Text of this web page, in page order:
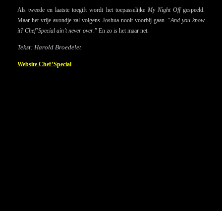
Als tweede en laatste toegift wordt het toepasselijke My Night Offgespeeld.
Maar het vrije avondje zal volgens Joshua nooit voorbij gaan. “And you know
it? Chef’Special ain’t never over .” En zo is het maar net.
Tekst: Harold Broedelet
Website Chef’Special